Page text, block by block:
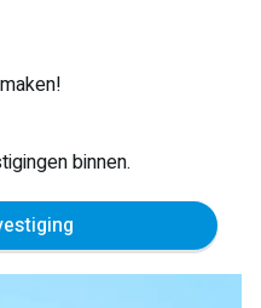
binnen.